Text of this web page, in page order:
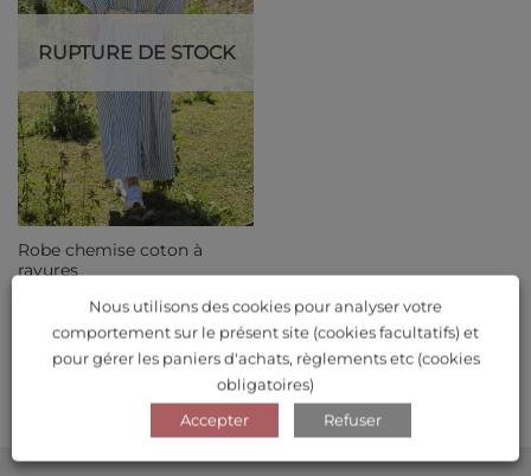
RUPTURE DE STOCK
Robe chemise coton à
rayures
Note5sur
45.00€ Le
prix
initial
40.50€Le
prix
actuel
40.50€.
Nous utilisons des cookies pour analyser votre
comportement sur le présent site (cookies facultatifs) et
pour gérer les paniers d'achats, règlements etc (cookies
obligatoires)
Accepter
Refuser